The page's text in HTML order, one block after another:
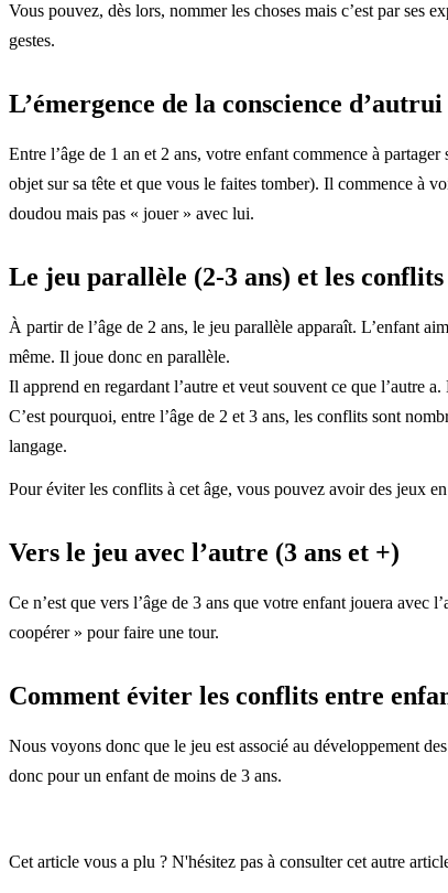
Vous pouvez, dès lors, nommer les choses mais c’est par ses
gestes.
L’émergence de la conscience d’autrui
Entre l’âge de 1 an et 2 ans, votre enfant commence à
objet sur sa tête et que vous le faites tomber). Il commence à
doudou mais pas « jouer » avec lui.
Le jeu parallèle (2-3 ans) et les conflits
À partir de l’âge de 2 ans, le jeu parallèle apparaît. L’enfant
même. Il joue donc en parallèle.
Il apprend en regardant l’autre et veut souvent ce que l’autre
C’est pourquoi, entre l’âge de 2 et 3 ans, les conflits sont
langage.
Pour éviter les conflits à cet âge, vous pouvez avoir des jeux
Vers le jeu avec l’autre (3 ans et +)
Ce n’est que vers l’âge de 3 ans que votre enfant jouera
coopérer » pour faire une tour.
Comment éviter les conflits entre
Nous voyons donc que le jeu est associé au développement
donc pour un enfant de moins de 3 ans.
Cet article vous a plu ? N'hésitez pas à consulter cet autre